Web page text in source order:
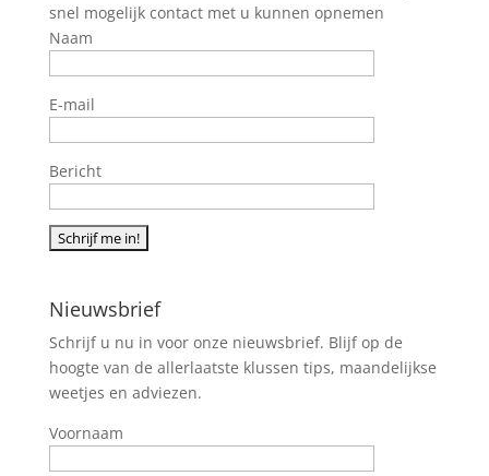
snel mogelijk contact met u kunnen opnemen
Naam
E-mail
Bericht
Nieuwsbrief
Schrijf u nu in voor onze nieuwsbrief. Blijf op de
hoogte van de allerlaatste klussen tips, maandelijkse
weetjes en adviezen.
Voornaam